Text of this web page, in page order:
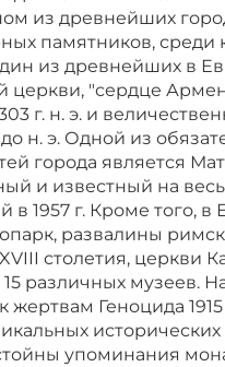
из древнейших
памятников, среди
из древнейших в
церкви, "сердце
г. н. э. и
до н. э. Одной из
города является
и известный на
1957 г. Кроме того, в
развалины
столетия, церкви
15 различных музеев.
Геноцида
упоминания